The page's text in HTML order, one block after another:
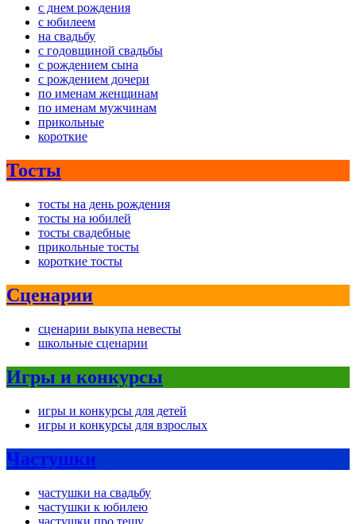
с днем рождения
с юбилеем
на свадьбу
с годовщиной свадьбы
с рождением сына
с рождением дочери
по именам женщинам
по именам мужчинам
прикольные
короткие
Тосты
тосты на день рождения
тосты на юбилей
тосты свадебные
прикольные тосты
короткие тосты
Сценарии
сценарии выкупа невесты
школьные сценарии
Игры и конкурсы
игры и конкурсы для детей
игры и конкурсы для взрослых
Частушки
частушки на свадьбу
частушки к юбилею
частушки про тещу